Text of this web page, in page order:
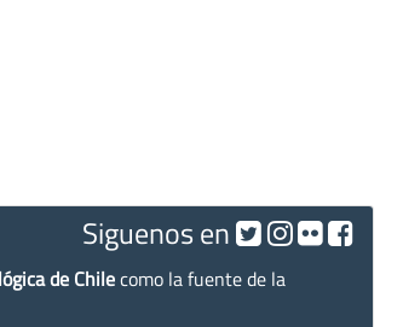
Siguenos en
de Chilecomo la fuente de la